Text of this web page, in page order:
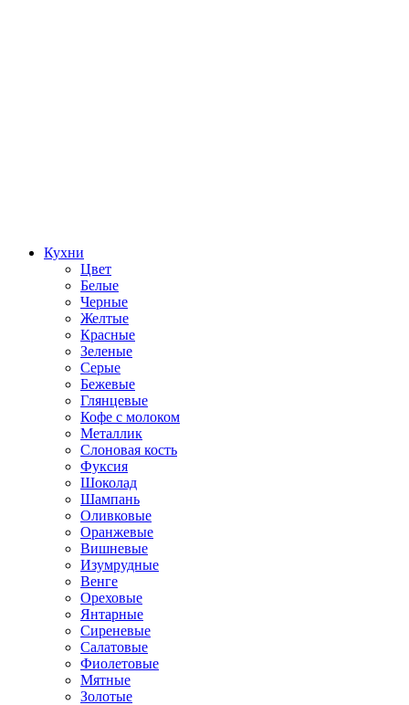
Кухни
Цвет
Белые
Черные
Желтые
Красные
Зеленые
Серые
Бежевые
Глянцевые
Кофе с молоком
Металлик
Слоновая кость
Фуксия
Шоколад
Шампань
Оливковые
Оранжевые
Вишневые
Изумрудные
Венге
Ореховые
Янтарные
Сиреневые
Салатовые
Фиолетовые
Мятные
Золотые